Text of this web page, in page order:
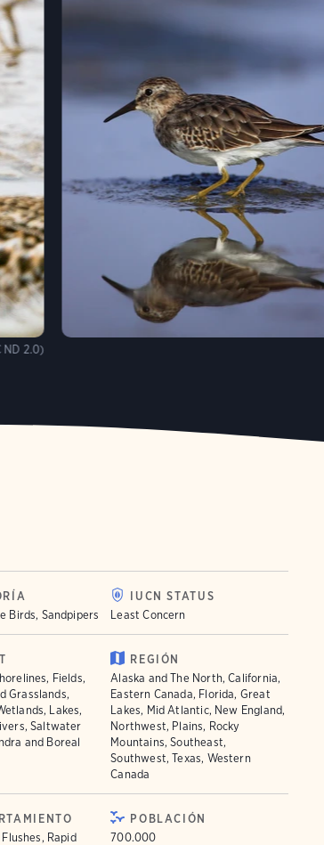
ND 2.0)
Birds, Sandpipers
IUCN STATUS
Least Concern
Fields,
Grasslands,
Lakes,
Saltwater
and Boreal
REGIÓN
Alaska and The North, California,
Eastern Canada, Florida, Great
Lakes, Mid Atlantic, New England,
Northwest, Plains, Rocky
Mountains, Southeast,
Southwest, Texas, Western
Canada
Rapid
POBLACIÓN
700.000